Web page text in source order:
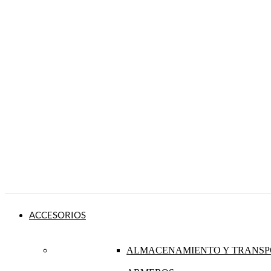
ACCESORIOS
ALMACENAMIENTO Y